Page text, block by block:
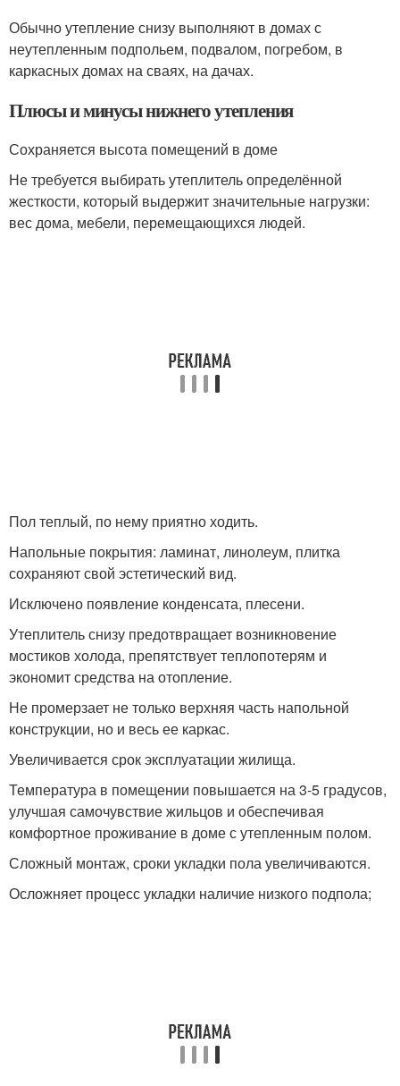
Обычно утепление снизу выполняют в домах с
неутепленным подпольем, подвалом, погребом, в
каркасных домах на сваях, на дачах.
Плюсы и минусы нижнего утепления
Сохраняется высота помещений в доме
Не требуется выбирать утеплитель определённой
жесткости, который выдержит значительные нагрузки:
вес дома, мебели, перемещающихся людей.
Пол теплый, по нему приятно ходить.
Напольные покрытия: ламинат, линолеум, плитка
сохраняют свой эстетический вид.
Исключено появление конденсата, плесени.
Утеплитель снизу предотвращает возникновение
мостиков холода, препятствует теплопотерям и
экономит средства на отопление.
Не промерзает не только верхняя часть напольной
конструкции, но и весь ее каркас.
Увеличивается срок эксплуатации жилища.
Температура в помещении повышается на 3-5 градусов,
улучшая самочувствие жильцов и обеспечивая
комфортное проживание в доме с утепленным полом.
Сложный монтаж, сроки укладки пола увеличиваются.
Осложняет процесс укладки наличие низкого подпола;